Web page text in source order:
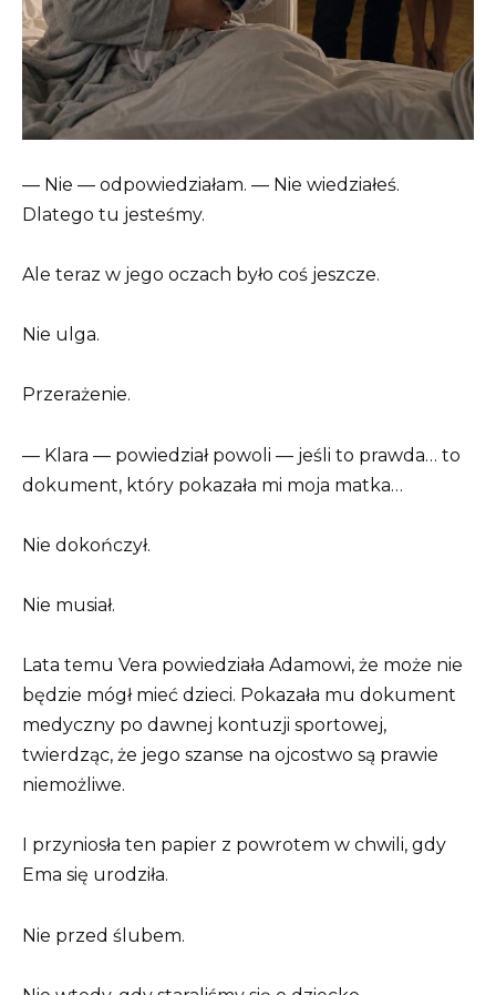
— Nie — odpowiedziałam. — Nie wiedziałeś.
Dlatego tu jesteśmy.
Ale teraz w jego oczach było coś jeszcze.
Nie ulga.
Przerażenie.
— Klara — powiedział powoli — jeśli to prawda… to
dokument, który pokazała mi moja matka…
Nie dokończył.
Nie musiał.
Lata temu Vera powiedziała Adamowi, że może nie
będzie mógł mieć dzieci. Pokazała mu dokument
medyczny po dawnej kontuzji sportowej,
twierdząc, że jego szanse na ojcostwo są prawie
niemożliwe.
I przyniosła ten papier z powrotem w chwili, gdy
Ema się urodziła.
Nie przed ślubem.